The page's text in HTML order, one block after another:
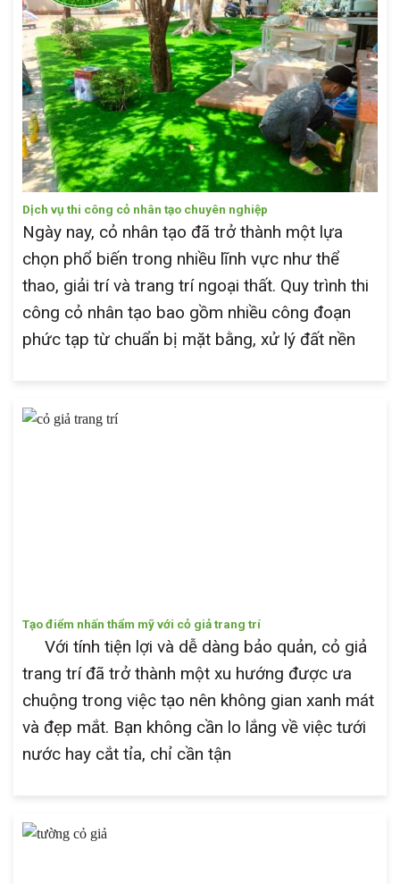
Dịch vụ thi công cỏ nhân tạo chuyên nghiệp
Ngày nay, cỏ nhân tạo đã trở thành một lựa
chọn phổ biến trong nhiều lĩnh vực như thể
thao, giải trí và trang trí ngoại thất. Quy trình thi
công cỏ nhân tạo bao gồm nhiều công đoạn
phức tạp từ chuẩn bị mặt bằng, xử lý đất nền
Tạo điểm nhấn thẩm mỹ với cỏ giả trang trí
Với tính tiện lợi và dễ dàng bảo quản, cỏ giả
trang trí đã trở thành một xu hướng được ưa
chuộng trong việc tạo nên không gian xanh mát
và đẹp mắt. Bạn không cần lo lắng về việc tưới
nước hay cắt tỉa, chỉ cần tận